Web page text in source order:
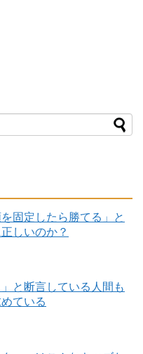
固定したら勝てる」と
しいのか？
」と断言している人間も
ている